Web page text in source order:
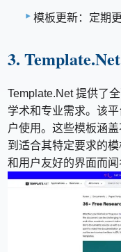
模板更新：定期
3.
Template.Net 提供了
学术和专业需求。该
户使用。这些模板涵
到适合其特定要求的
和用户友好的界面而闻